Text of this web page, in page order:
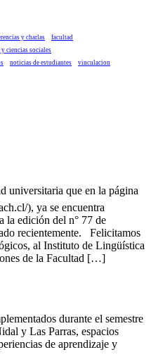
y charlas
facultad
ciencias sociales
noticias de estudiantes
vinculacion
universitaria que en la página
), ya se encuentra
la edición del n° 77 de
recientemente. Felicitamos
al Instituto de Lingüística
de la Facultad […]
durante el semestre
y Las Parras, espacios
de aprendizaje y